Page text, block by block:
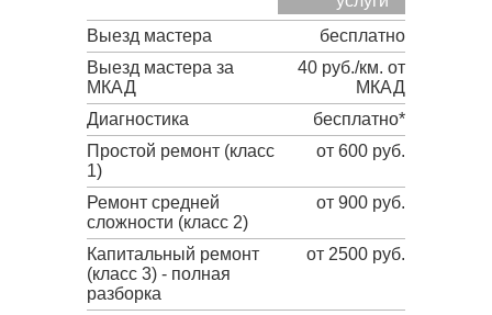
Выезд мастера
бесплатно
Выезд мастера за
МКАД
40 руб./км. от
МКАД
Диагностика
бесплатно*
Простой ремонт (класс
1)
от 600 руб.
Ремонт средней
сложности (класс 2)
от 900 руб.
Капитальный ремонт
(класс 3) - полная
разборка
от 2500 руб.